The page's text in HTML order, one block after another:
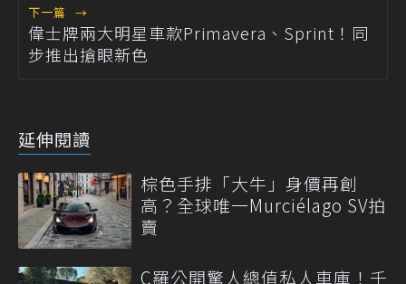
下一篇 →
偉士牌兩大明星車款Primavera、Sprint！同
步推出搶眼新色
延伸閱讀
棕色手排「大牛」身價再創
高？全球唯一Murciélago SV拍
賣
C羅公開驚人總值私人車庫！千